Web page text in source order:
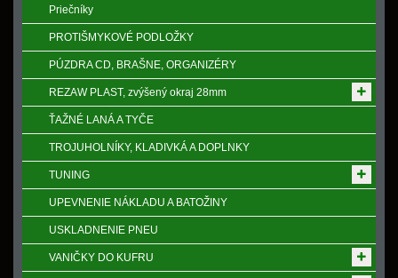
Priečníky
PROTIŠMYKOVÉ PODLOŽKY
PÚZDRA CD, BRAŠNE, ORGANIZÉRY
REZAW PLAST, zvýšený okraj 28mm
ŤAŽNÉ LANÁ A TYČE
TROJUHOLNÍKY, KLADIVKÁ A DOPLNKY
TUNING
UPEVNENIE NÁKLADU A BATOŽINY
USKLADNENIE PNEU
VANIČKY DO KUFRU